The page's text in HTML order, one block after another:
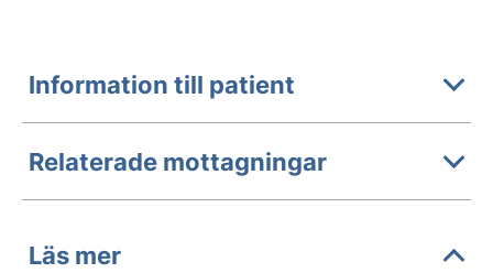
Information till patient
Relaterade mottagningar
Läs mer